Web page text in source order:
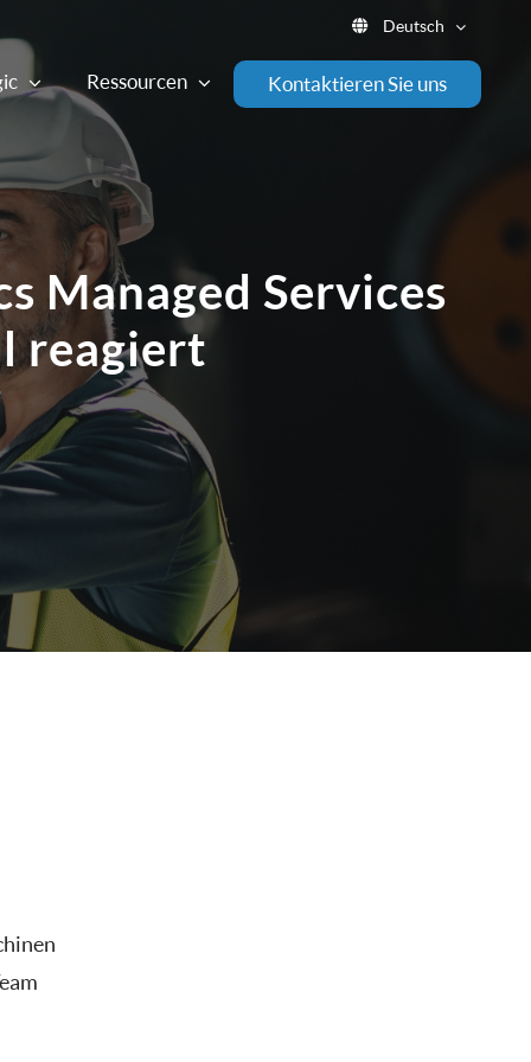
Deutsch
Ressourcen Kontaktieren Sie uns
Managed Services
reagiert